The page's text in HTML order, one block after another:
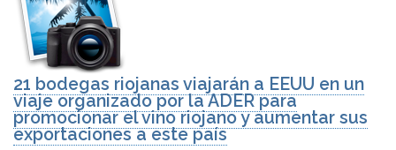
21 bodegas riojanas viajarán a EEUU en un
viaje organizado por la ADER para
promocionar el vino riojano y aumentar sus
exportaciones a este país